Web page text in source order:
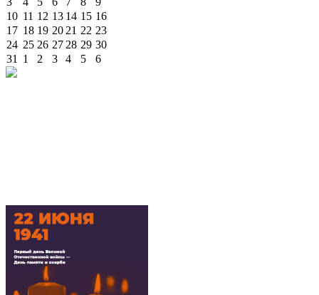
10 11 12 13 14 15 16
17 18 19 20 21 22 23
24 25 26 27 28 29 30
31
1 2 3 4 5 6